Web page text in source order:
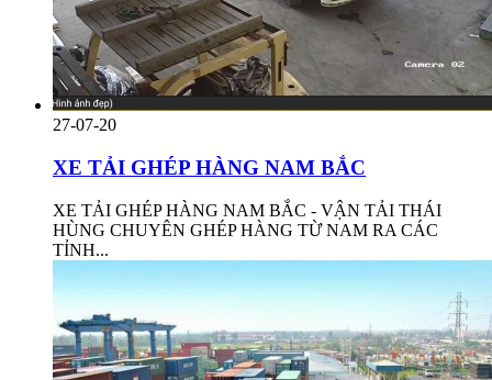
27-07-20
XE TẢI GHÉP HÀNG NAM BẮC
XE TẢI GHÉP HÀNG NAM BẮC - VẬN TẢI THÁI
HÙNG CHUYÊN GHÉP HÀNG TỪ NAM RA CÁC
TỈNH...